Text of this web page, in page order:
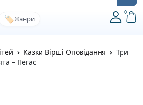
🏷️Жанри
0
Казки Вірші Оповідання
Три
– Пегас